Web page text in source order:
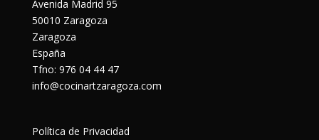
Avenida Madrid 95
50010 Zaragoza
Zaragoza
España
Tfno: 976 04 44 47
info@cocinartzaragoza.com
Política de Privacidad